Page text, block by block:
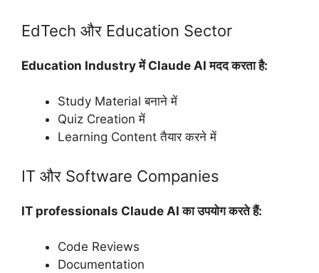
EdTech और Education Sector
Education Industry में Claude AI मदद करता है:
Study Material बनाने में
Quiz Creation में
Learning Content तैयार करने में
IT और Software Companies
IT professionals Claude AI का उपयोग करते हैं:
Code Reviews
Documentation